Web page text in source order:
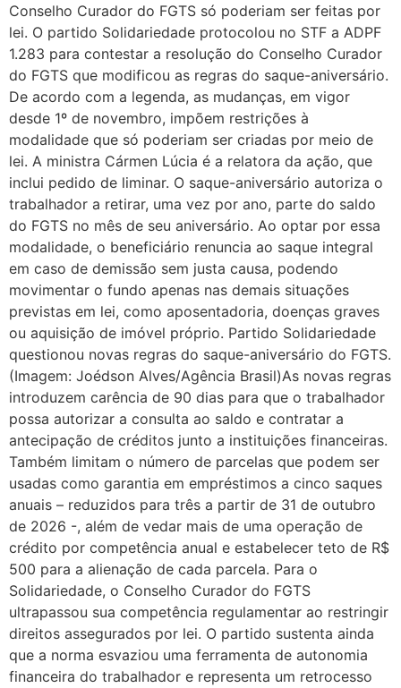
Conselho Curador do FGTS só poderiam ser feitas por
lei. O partido Solidariedade protocolou no STF a ADPF
1.283 para contestar a resolução do Conselho Curador
do FGTS que modificou as regras do saque-aniversário.
De acordo com a legenda, as mudanças, em vigor
desde 1º de novembro, impõem restrições à
modalidade que só poderiam ser criadas por meio de
lei. A ministra Cármen Lúcia é a relatora da ação, que
inclui pedido de liminar. O saque-aniversário autoriza o
trabalhador a retirar, uma vez por ano, parte do saldo
do FGTS no mês de seu aniversário. Ao optar por essa
modalidade, o beneficiário renuncia ao saque integral
em caso de demissão sem justa causa, podendo
movimentar o fundo apenas nas demais situações
previstas em lei, como aposentadoria, doenças graves
ou aquisição de imóvel próprio. Partido Solidariedade
questionou novas regras do saque-aniversário do FGTS.
(Imagem: Joédson Alves/Agência Brasil)As novas regras
introduzem carência de 90 dias para que o trabalhador
possa autorizar a consulta ao saldo e contratar a
antecipação de créditos junto a instituições financeiras.
Também limitam o número de parcelas que podem ser
usadas como garantia em empréstimos a cinco saques
anuais – reduzidos para três a partir de 31 de outubro
de 2026 -, além de vedar mais de uma operação de
crédito por competência anual e estabelecer teto de R$
500 para a alienação de cada parcela. Para o
Solidariedade, o Conselho Curador do FGTS
ultrapassou sua competência regulamentar ao restringir
direitos assegurados por lei. O partido sustenta ainda
que a norma esvaziou uma ferramenta de autonomia
financeira do trabalhador e representa um retrocesso